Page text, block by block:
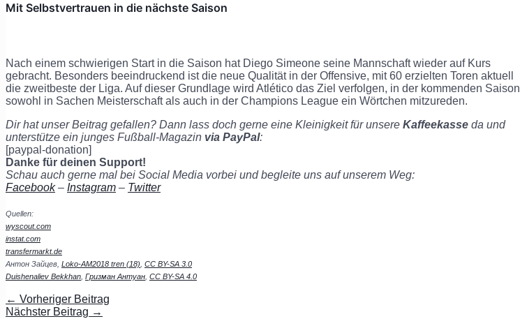
Mit Selbstvertrauen in die nächste Saison
Nach einem schwierigen Start in die Saison hat Diego Simeone seine Mannschaft wieder auf Kurs
gebracht. Besonders beeindruckend ist die neue Qualität in der Offensive, mit 60 erzielten Toren aktuell
die zweitbeste der Liga. Auf dieser Grundlage wird Atlético das Ziel verfolgen, in der kommenden Saison
sowohl in Sachen Meisterschaft als auch in der Champions League ein Wörtchen mitzureden.
Dir hat unser Beitrag gefallen? Dann lass doch gerne eine Kleinigkeit für unsere Kaffeekasse da und
unterstütze ein junges Fußball-Magazin via PayPal:
[paypal-donation]
Danke für deinen Support!
Schau auch gerne mal bei Social Media vorbei und begleite uns auf unserem Weg:
Facebook– Instagram – Twitter
Quellen:
wyscout.com
instat.com
transfermarkt.de
Антон Зайцев, Loko-AM2018 tren (18) CC BY-SA 3.0
Duishenaliev Bekkhan Гризман Антуан CC BY-SA 4.0
← Vorheriger Beitrag
Nächster Beitrag →